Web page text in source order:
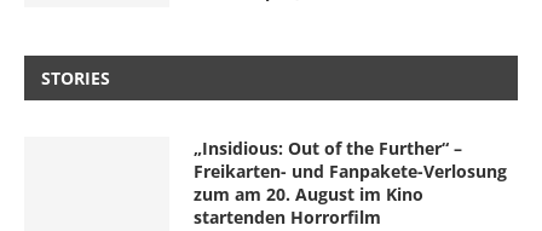
STORIES
„Insidious: Out of the Further“ –
Freikarten- und Fanpakete-Verlosung
zum am 20. August im Kino
startenden Horrorfilm